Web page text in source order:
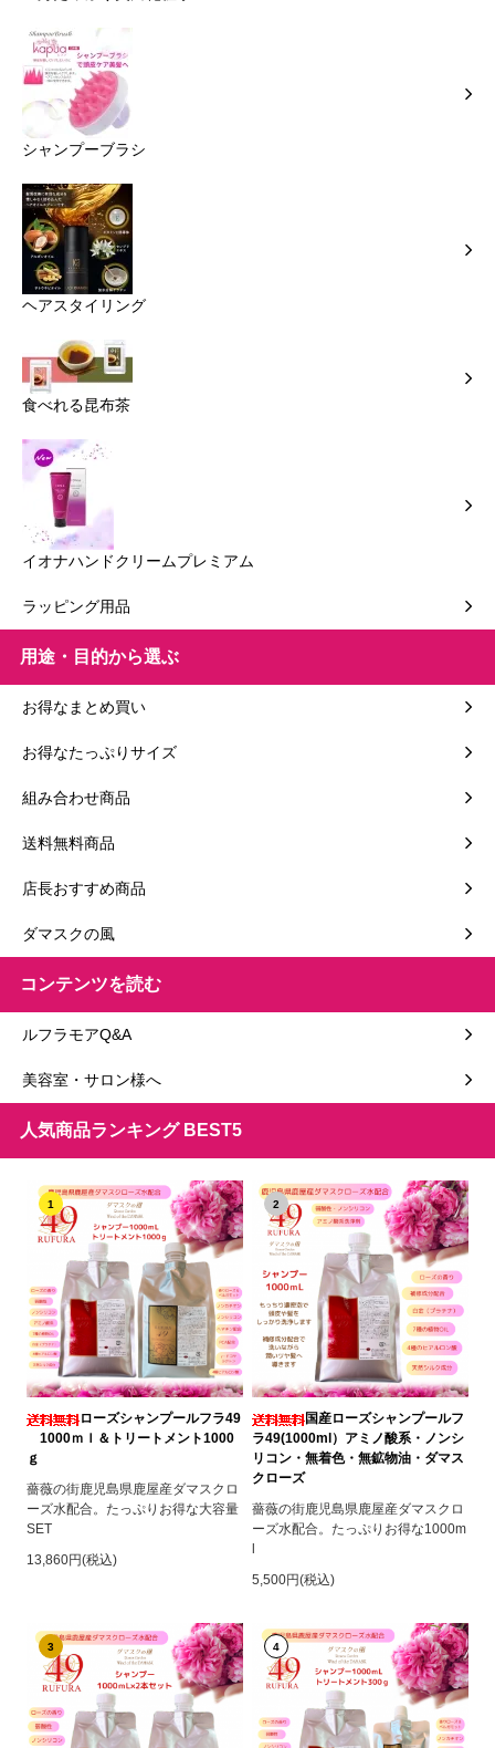
シャンプーブラシ
ヘアスタイリング
食べれる昆布茶
イオナハンドクリームプレミアム
ラッピング用品
用途・目的から選ぶ
お得なまとめ買い
お得なたっぷりサイズ
組み合わせ商品
送料無料商品
店長おすすめ商品
ダマスクの風
コンテンツを読む
ルフラモアQ&A
美容室・サロン様へ
人気商品ランキング BEST5
1
ローズシャンプールフラ49
1000ｍｌ＆トリートメント1000
ｇ
薔薇の街鹿児島県鹿屋産ダマスクロ
ーズ水配合。たっぷりお得な大容量
SET
13,860円(税込)
2
国産ローズシャンプールフ
ラ49(1000ml）アミノ酸系・ノンシ
リコン・無着色・無鉱物油・ダマス
クローズ
薔薇の街鹿児島県鹿屋産ダマスクロ
ーズ水配合。たっぷりお得な1000m
5,500円(税込)
3 4